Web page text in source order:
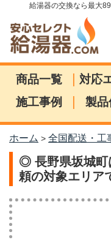
給湯器の交換なら最大
商品一覧 | 対応
施工事例
| 製
ホーム > 全国配送・工
◎ 長野県坂城町
頼の対象エリア